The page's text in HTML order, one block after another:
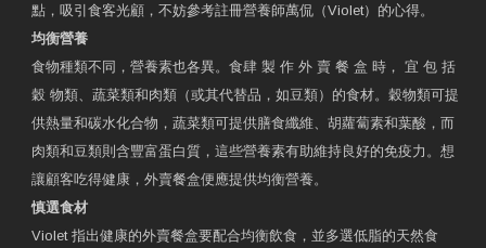
點，吸引食客光顧，不妨參考註冊營養師萬侃（Violet）的心得。
均衡營養
食物種類不同，營養素也各異。食肆 製 作 外 賣 餐 盒 時， 宜 包 括
穀 物類、蔬菜類和肉類（或其代替品，如豆類）的食材。穀物類可提
供熱量和碳水化合物，蔬菜類可提供膳食纖維、胡蘿蔔素和葉酸，而
肉類和豆類則含豐富蛋白質，這些營養素有助維持良好的免疫力。想
讓顧客吃得健康，外賣餐盒便應提供均衡營養。
慎選食材
Violet 指出健康的外賣餐盒要配合均衡飲食，並多選低脂的天然食